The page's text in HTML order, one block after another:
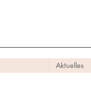
Aktuelles